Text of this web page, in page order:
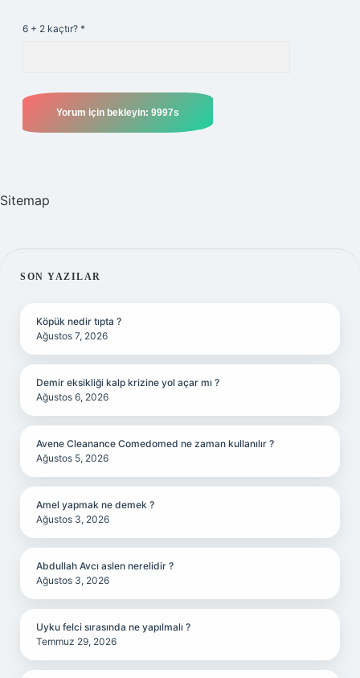
6 + 2 kaçtır? *
Sitemap
SIDEBAR
SON YAZILAR
Köpük nedir tıpta ?
Ağustos 7, 2026
Demir eksikliği kalp krizine yol açar mı ?
Ağustos 6, 2026
Avene Cleanance Comedomed ne zaman kullanılır ?
Ağustos 5, 2026
Amel yapmak ne demek ?
Ağustos 3, 2026
Abdullah Avcı aslen nerelidir ?
Ağustos 3, 2026
Uyku felci sırasında ne yapılmalı ?
Temmuz 29, 2026